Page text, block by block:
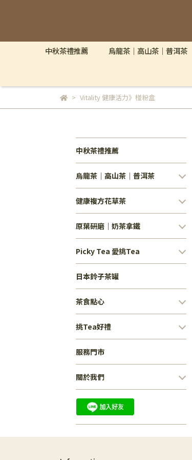
中秋茶禮推薦 烏龍茶｜高山茶｜普洱茶
Vitality 健康活力》椪粉盒
中秋茶禮推薦
烏龍茶｜高山茶｜普洱茶
健康複方花草茶
原葉研磨｜奶茶拿鐵
Picky Tea 愛挑Tea
日本鈴子茶罐
茶食點心
挑Tea好禮
服務門市
關於我們